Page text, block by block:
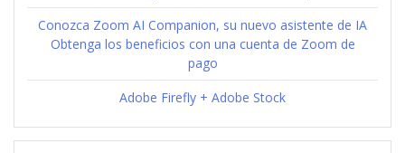
Conozca Zoom AI Companion, su nuevo asistente de IA
Obtenga los beneficios con una cuenta de Zoom de
pago
Adobe Firefly + Adobe Stock